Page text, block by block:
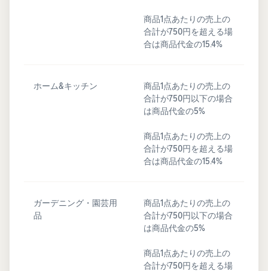
商品1点あたりの売上の
合計が750円を超える場
合は商品代金の15.4%
ホーム&キッチン
商品1点あたりの売上の
合計が750円以下の場合
は商品代金の5%
商品1点あたりの売上の
合計が750円を超える場
合は商品代金の15.4%
ガーデニング・園芸用
品
商品1点あたりの売上の
合計が750円以下の場合
は商品代金の5%
商品1点あたりの売上の
合計が750円を超える場